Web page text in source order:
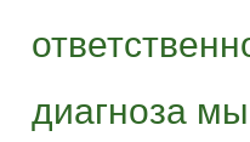
диагноза